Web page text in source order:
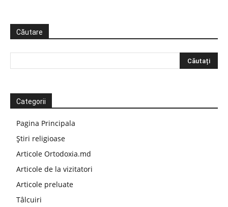
Căutare
Categorii
Pagina Principala
Știri religioase
Articole Ortodoxia.md
Articole de la vizitatori
Articole preluate
Tâlcuiri